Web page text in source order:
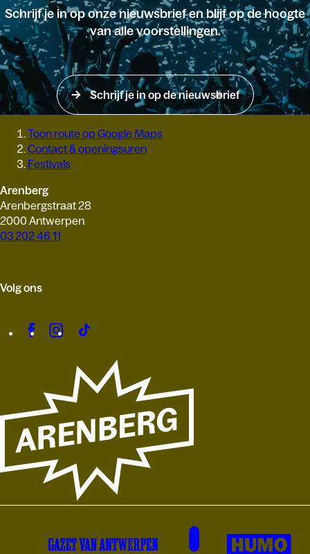
Schrijf je in op onze nieuwsbrief en blijf op de hoogte
van alle voorstellingen.
Schrijf je in op de nieuwsbrief
Toon route op Google Maps
Contact & openingsuren
Festivals
Arenberg
Arenbergstraat 28
2000 Antwerpen
03 202 46 11
Volg ons